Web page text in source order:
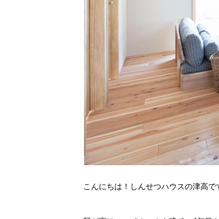
こんにちは！しんせつハウスの津高で